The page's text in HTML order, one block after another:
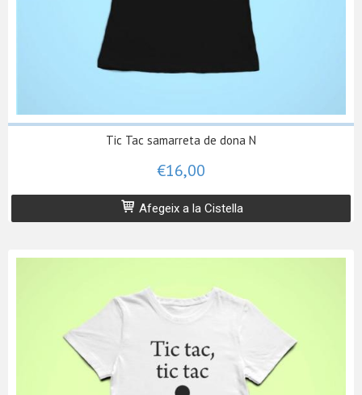
Tic Tac samarreta de dona N
€16,00
Afegeix a la Cistella